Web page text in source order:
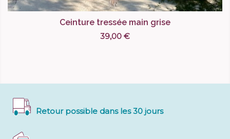
Ceinture tressée main grise
39,00 €
Retour possible dans les 30 jours